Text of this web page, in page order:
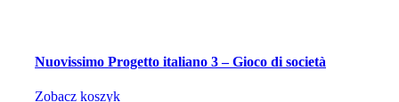
Nuovissimo Progetto italiano 3 – Gioco di società
Zobacz koszyk